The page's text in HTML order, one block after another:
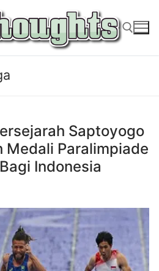
Saptoyogo
Medali Paralimpiade
Indonesia